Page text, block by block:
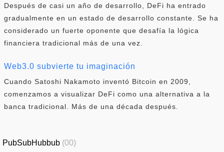
Después de casi un año de desarrollo, DeFi ha entrado
gradualmente en un estado de desarrollo constante. Se ha
considerado un fuerte oponente que desafía la lógica
financiera tradicional más de una vez.
Web3.0 subvierte tu imaginación
Cuando Satoshi Nakamoto inventó Bitcoin en 2009,
comenzamos a visualizar DeFi como una alternativa a la
banca tradicional. Más de una década después.
PubSubHubbub (00)